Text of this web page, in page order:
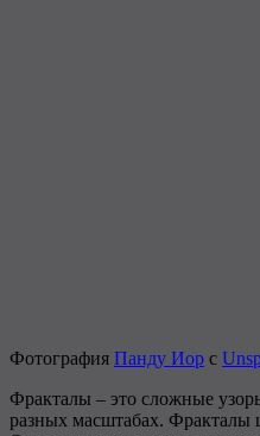
Фотография Панду Иор с
Фракталы – это сложные
разных масштабах. Фракталы